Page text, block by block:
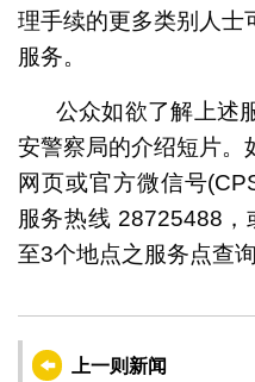
理手续的更多类别人士
服务。
公众如欲了解上述
安警察局的介绍短片。
网页或官方微信号
服务热线 28725488
至3个地点之服务点查询
上一则新闻